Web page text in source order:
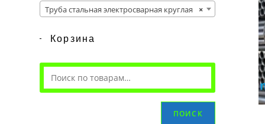
×
Труба стальная электросварная круглая
Корзина
ПОИСК